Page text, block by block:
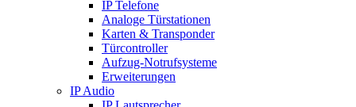
IP Telefone
Analoge Türstationen
Karten & Transponder
Türcontroller
Aufzug-Notrufsysteme
Erweiterungen
IP Audio